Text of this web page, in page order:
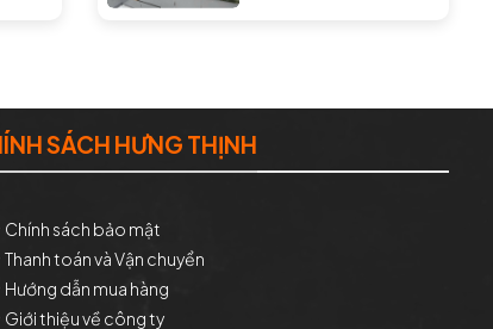
SÁCH HƯNG THỊNH
Chính sách bảo mật
Thanh toán và Vận chuyển
Hướng dẫn mua hàng
Giới thiệu về công ty